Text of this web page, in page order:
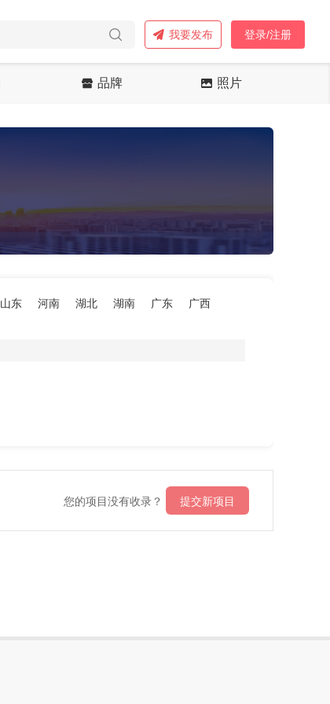
我要发布 登录/注册
品牌 照片
山东 河南 湖北 湖南 广东
广西
您的项目没有收录？ 提交新项目